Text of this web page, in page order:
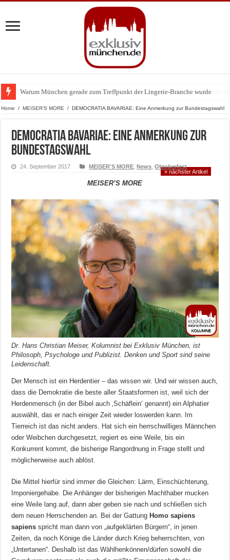
Warum München gerade zum Treffpunkt der Lingerie-Branche wurde
Home / MEISER'S MORE / DEMOCRATIA BAVARIAE: Eine Anmerkung zur Bundestagswahl
DEMOCRATIA BAVARIAE: Eine Anmerkung zur
Bundestagswahl
24. September 2017 MEISER'S MORE ,News ,Oktoberfest
» nächster Artikel
MEISER’S MORE
Dr. Hans Christian Meiser, Kolumnist bei Exklusiv München, ist
Philosoph, Psychologe und Publizist. Denken und Sport sind seine
Leidenschaft.
Der Mensch ist ein Herdentier – das wissen wir. Und wir wissen auch,
dass die Demokratie die beste aller Staatsformen ist, weil sich der
Herdenmensch (in der Bibel auch ‚Schäflein‘ genannt) ein Alphatier
auswählt, das er nach einiger Zeit wieder loswerden kann. Im
Tierreich ist das nicht anders. Hat sich ein herrschwilliges Männchen
oder Weibchen durchgesetzt, regiert es eine Weile, bis ein
Konkurrent kommt, die bisherige Rangordnung in Frage stellt und
möglicherweise auch ablöst.
Die Mittel hierfür sind immer die Gleichen: Lärm, Einschüchterung,
Imponiergehabe. Die Anhänger der bisherigen Machthaber mucken
eine Weile lang auf, dann aber geben sie nach und schließen sich
dem neuen Herrschenden an. Bei der GattungHomo sapiens
sapiens spricht man dann von „aufgeklärten Bürgern“, in jenen
Zeiten, da noch Könige die Länder durch Krieg beherrschten, von
„Untertanen“. Deshalb ist das Wählhenkönnen/dürfen sowohl die